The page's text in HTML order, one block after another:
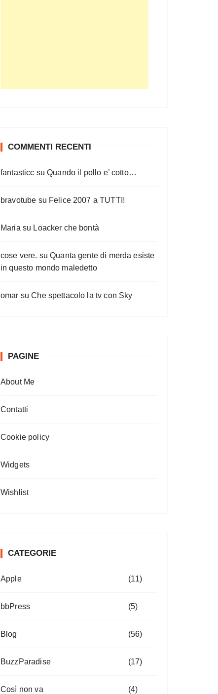
COMMENTI RECENTI
fantasticc suQuando il pollo e’ cotto…
bravotube su Felice 2007 a TUTTI!
Maria su Loacker che bontà
cose vere. suQuanta gente di merda esiste
in questo mondo maledetto
omar suChe spettacolo la tv con Sky
PAGINE
About Me
Contatti
Cookie policy
Widgets
Wishlist
CATEGORIE
Apple (11)
bbPress (5)
Blog (56)
BuzzParadise (17)
Così non va (4)